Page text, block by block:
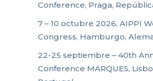
Conference, Praga,
7 – 10 octubre 2026, AIPPI
Congress, Hamburgo,
22-25 septiembre – 40th
Conference MARQUES,